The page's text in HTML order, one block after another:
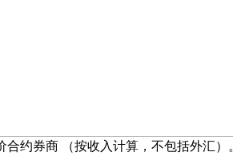
合约券商 （按收入计算，不包括外汇